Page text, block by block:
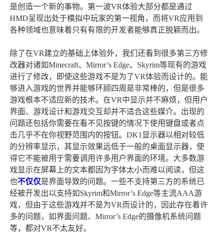
是创造一个新的事物。第一波VR体验大部分都是通过
HMD呈现出处于模拟中玩家的第一视角，而将VR应用到
各种领域也意味着只有有限的开发者能够真正脱颖而出。
除了在VR建立的基础上体验外，我们还看到很多第三方修
改器对诸如Minecraft、Mirror’s Edge、Skyrim等现有的游戏
进行了修改，即使这些游戏不是为了VR体验而设计的。能
够进入游戏的世界并能够环顾四周是非常棒的，但是很多
游戏根本不适应新的技术。在VR中显示并不麻烦，但用户
界面、游戏设计和游戏交互却并不适合这些媒介。出现的
问题还包括你需要在看不见按键的情况下使用键盘或者点
击几乎不在你视野范围内的按钮。DK1显示器以相对较低
的分辨率显示，其显示效果远低于一般的桌面显示器，使
得它不能被用于需要调用许多用户界面的环境。大多数游
戏显示在屏幕上的文本都因为字体太小而难以阅读，但这
也不仅仅是界面导致的问题。一些不支持第三方的系统已
经被开发出以支持如Skyrim和Mirror’s Edge等主流AAA游
戏，但由于这些游戏并不是为VR而设计的，因此存在着许
多的问题，如界面问题、Mirror’s Edge的摄像机系统问题
等，都对VR不太友好。